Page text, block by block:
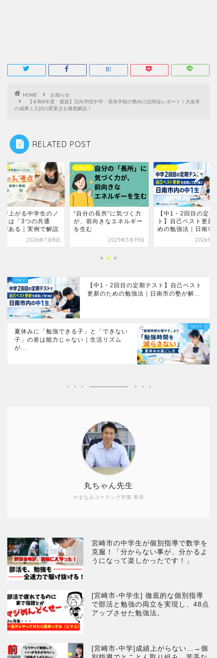
HOME
お知らせ
【令和8年度・最新】日向学院中学・高等学校の塾向け説明会レポート！大改革
の成果と入試の変更点を徹底解説！
RELATED POST
の長所”に気づく力
前向きなエネルギー
む
2025年5月19日
お知らせ
【中1・2回目の定期テス
ト】自己ベスト更新のた
めの勉強法｜日南市の...
2026年7月1日
お知らせ
成績が上がる中学生
ートには「3つの共
点」がある｜実例で
2026年7
【中1・2回目の定期テスト】自己ベスト
更新のための勉強法｜日南市の塾が解...
夏休みに「勉強できる子」と「できない
子」の差は能力じゃない｜生活リズム
が...
やまなみコーチング学園 塾長
丸ちゃん先生
宮崎市の中学生が個別指導で数学を
克服！「分からない事が、分かるよ
うになって楽しかったです！」
[宮崎市-中学生] 徹底的な個別指導
で部活と勉強の両立を実現し、48点
アップさせた勉強法。
[宮崎市-中学]成績上がらない…→個